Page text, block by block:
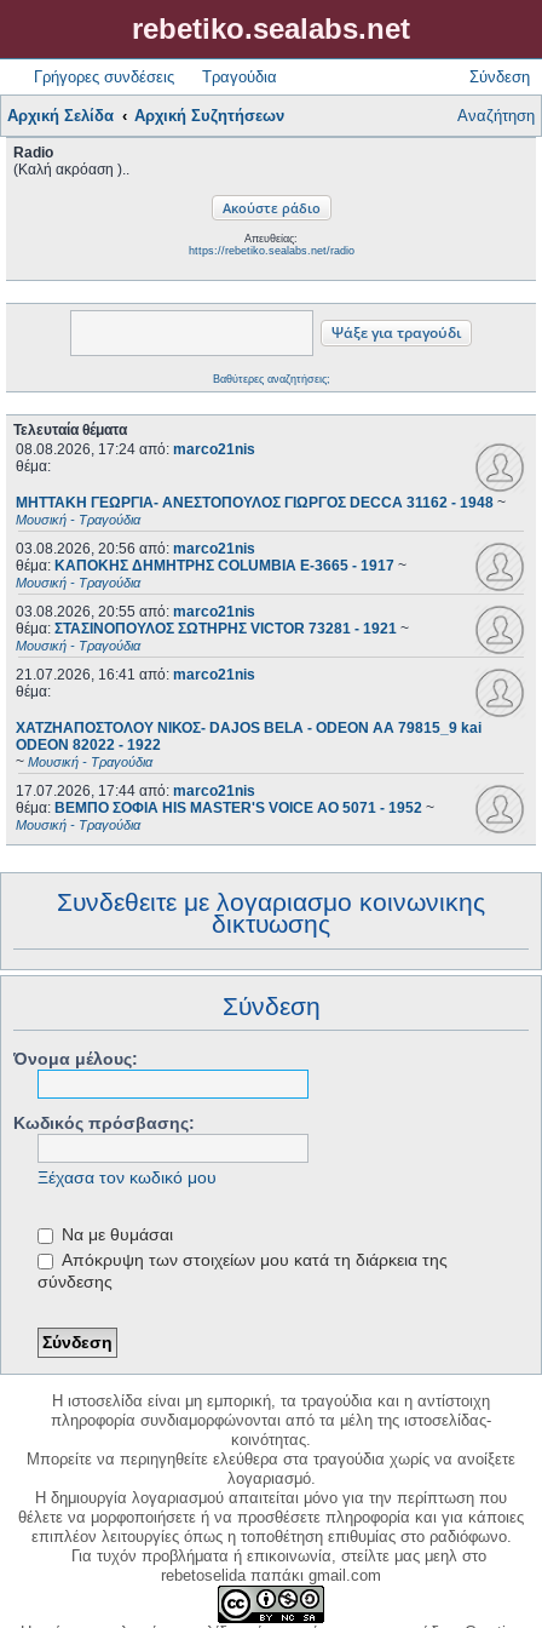
rebetiko.sealabs.net
Γρήγορες συνδέσεις Τραγούδια Σύνδεση
Αρχική Σελίδα Αρχική Συζητήσεων Αναζήτηση
Radio
(Καλή ακρόαση )..
Απευθείας:
https://rebetiko.sealabs.net/radio
Βαθύτερες αναζητήσεις;
Τελευταία θέματα
08.08.2026, 17:24 από: marco21nis
θέμα:
ΜΗΤΤΑΚΗ ΓΕΩΡΓΙΑ- ΑΝΕΣΤΟΠΟΥΛΟΣ ΓΙΩΡΓΟΣ DECCA 31162 - 1948 ~
Μουσική - Τραγούδια
03.08.2026, 20:56 από: marco21nis
θέμα: ΚΑΠΟΚΗΣ ΔΗΜΗΤΡΗΣ COLUMBIA E-3665 - 1917 ~
Μουσική - Τραγούδια
03.08.2026, 20:55 από: marco21nis
θέμα: ΣΤΑΣΙΝΟΠΟΥΛΟΣ ΣΩΤΗΡΗΣ VICTOR 73281 - 1921 ~
Μουσική - Τραγούδια
21.07.2026, 16:41 από: marco21nis
θέμα:
ΧΑΤΖΗΑΠΟΣΤΟΛΟΥ ΝΙΚΟΣ- DAJOS BELA - ODEON AA 79815_9 kai
ODEON 82022 - 1922
~ Μουσική - Τραγούδια
17.07.2026, 17:44 από: marco21nis
θέμα: ΒΕΜΠΟ ΣΟΦΙΑ HIS MASTER'S VOICE AO 5071 - 1952 ~
Μουσική - Τραγούδια
Συνδεθειτε με λογαριασμο κοινωνικης
δικτυωσης
Σύνδεση
Όνομα μέλους:
Κωδικός πρόσβασης:
Ξέχασα τον κωδικό μου
Να με θυμάσαι
Απόκρυψη των στοιχείων μου κατά τη διάρκεια της
σύνδεσης
Η ιστοσελίδα είναι μη εμπορική, τα τραγούδια και η αντίστοιχη
πληροφορία συνδιαμορφώνονται από τα μέλη της ιστοσελίδας-
κοινότητας.
Μπορείτε να περιηγηθείτε ελεύθερα στα τραγούδια χωρίς να ανοίξετε
λογαριασμό.
Η δημιουργία λογαριασμού απαιτείται μόνο για την περίπτωση που
θέλετε να μορφοποιήσετε ή να προσθέσετε πληροφορία και για κάποιες
επιπλέον λειτουργίες όπως η τοποθέτηση επιθυμίας στο ραδιόφωνο.
Για τυχόν προβλήματα ή επικοινωνία, στείλτε μας μεηλ στο
rebetoselida παπάκι gmail.com